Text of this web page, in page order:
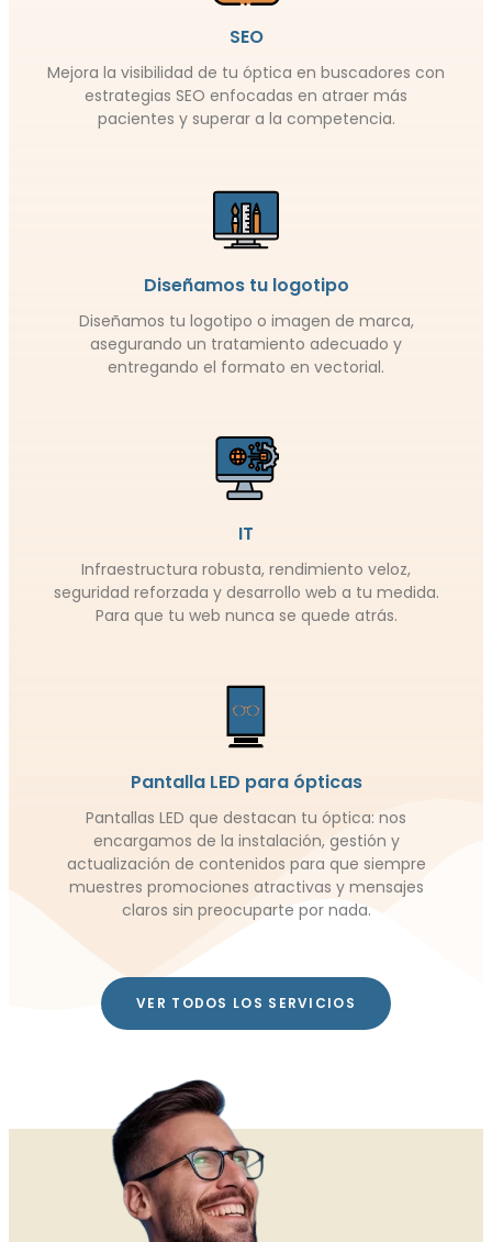
SEO
Mejora la visibilidad de tu óptica en buscadores con
estrategias SEO enfocadas en atraer más
pacientes y superar a la competencia.
Diseñamos tu logotipo
Diseñamos tu logotipo o imagen de marca,
asegurando un tratamiento adecuado y
entregando el formato en vectorial.
IT
Infraestructura robusta, rendimiento veloz,
seguridad reforzada y desarrollo web a tu medida.
Para que tu web nunca se quede atrás.
Pantalla LED para ópticas
Pantallas LED que destacan tu óptica: nos
encargamos de la instalación, gestión y
actualización de contenidos para que siempre
muestres promociones atractivas y mensajes
claros sin preocuparte por nada.
VER TODOS LOS SERVICIOS